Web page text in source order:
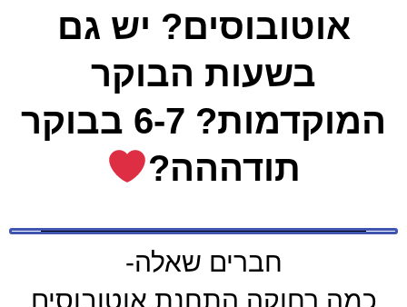
אוטובוסים? יש גם
בשעות הבוקר
המוקדמות? 6-7 בבוקר
תודההה?
חברים שאלה-
כמה רחוקה התחנת אוטובוסים